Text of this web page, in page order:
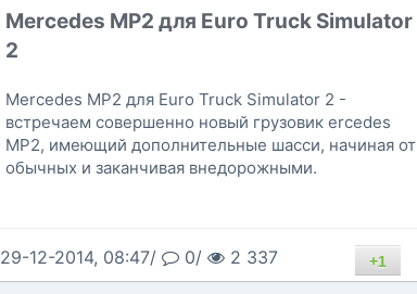
Mercedes MP2 для Euro Truck Simulator
2
Mercedes MP2 для Euro Truck Simulator 2 -
встречаем совершенно новый грузовик ercedes
MP2, имеющий дополнительные шасси, начиная от
обычных и заканчивая внедорожными.
29-12-2014, 08:47/ 0/ 2 337 +1